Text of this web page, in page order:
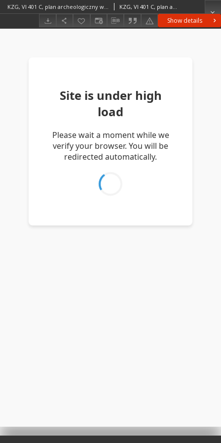
Show details
KZG, VI 401 C, plan archeologiczny wykopu, grób 7-92 KZG, VI 401 C, plan archeologiczny wykopu, grób 7-92 średniowiecze wczesne